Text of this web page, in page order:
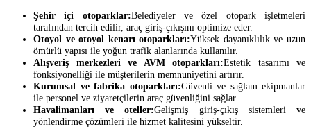
Şehir içi otoparklar:Belediyeler ve özel otopark işletmeleri
tarafından tercih edilir, araç giriş-çıkışını optimize eder.
Otoyol ve otoyol kenarı otoparkları:Yüksek dayanıklılık ve uzun
ömürlü yapısı ile yoğun trafik alanlarında kullanılır.
Alışveriş merkezleri ve AVM otoparkları:Estetik tasarımı ve
fonksiyonelliği ile müşterilerin memnuniyetini artırır.
Kurumsal ve fabrika otoparkları:Güvenli ve sağlam ekipmanlar
ile personel ve ziyaretçilerin araç güvenliğini sağlar.
Havalimanları ve oteller:Gelişmiş giriş-çıkış sistemleri ve
yönlendirme çözümleri ile hizmet kalitesini yükseltir.